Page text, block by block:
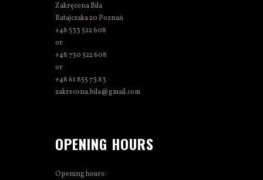
Zakręcona Bila
Ratajczaka 20 Poznań
+48 533 522 608
or
+48 730 522 608
or
+48 61 855 73 83
zakrecona.bila@gmail.com
OPENING HOURS
Opening hours: